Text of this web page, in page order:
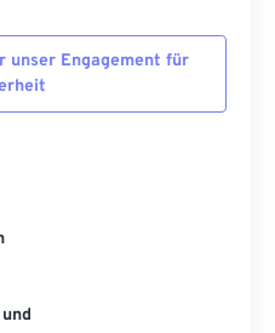
unser Engagement für